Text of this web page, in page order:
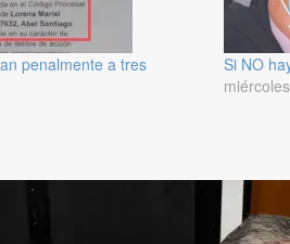
penalmente a tres
Si NO